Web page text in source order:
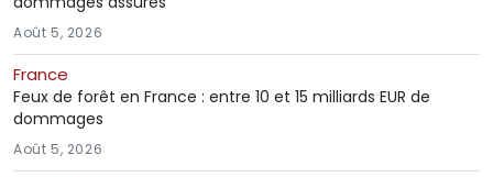
Août 5, 2026
France
Feux de forêt en France : entre 10 et 15 milliards EUR de
dommages
Août 5, 2026